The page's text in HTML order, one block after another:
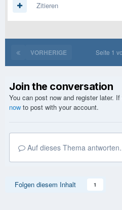
Zitieren
VORHERIGE Seite 1
Join the conversation
You can post now and register later.
now to post with your account.
Auf dieses Thema
Folgen diesem Inhalt 1